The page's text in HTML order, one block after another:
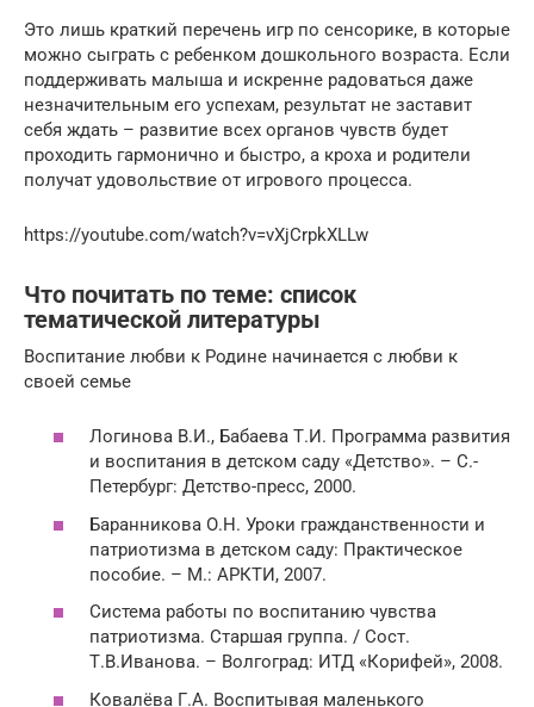
Это лишь краткий перечень игр по сенсорике, в которые
можно сыграть с ребенком дошкольного возраста. Если
поддерживать малыша и искренне радоваться даже
незначительным его успехам, результат не заставит
себя ждать – развитие всех органов чувств будет
проходить гармонично и быстро, а кроха и родители
получат удовольствие от игрового процесса.
https://youtube.com/watch?v=vXjCrpkXLLw
Что почитать по теме: список
тематической литературы
Воспитание любви к Родине начинается с любви к
своей семье
Логинова В.И., Бабаева Т.И. Программа развития
и воспитания в детском саду «Детство». – С.-
Петербург: Детство-пресс, 2000.
Баранникова О.Н. Уроки гражданственности и
патриотизма в детском саду: Практическое
пособие. – М.: АРКТИ, 2007.
Система работы по воспитанию чувства
патриотизма. Старшая группа. / Сост.
Т.В.Иванова. – Волгоград: ИТД «Корифей», 2008.
Ковалёва Г.А. Воспитывая маленького